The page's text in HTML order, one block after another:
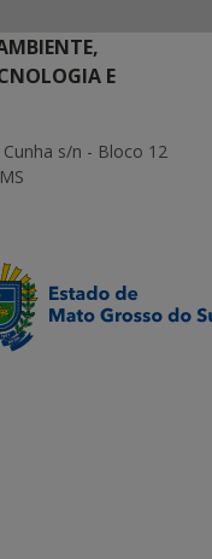
E
s/n - Bloco 12